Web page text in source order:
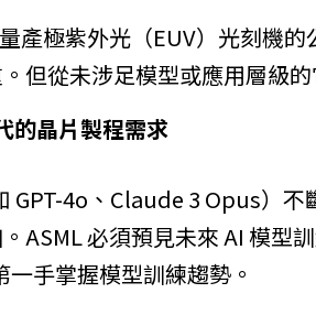
產極紫外光（EUV）光刻機
但從未涉足模型或應用層級
的晶片製程需求
GPT-4o、Claude 3 Opus）
ASML 必須預見未來 AI 模型
手掌握模型訓練趨勢。